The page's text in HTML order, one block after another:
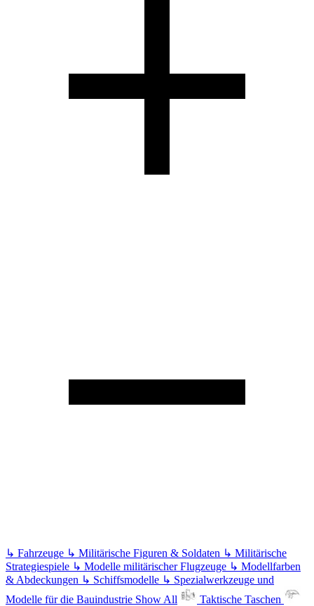
↳ Fahrzeuge ↳ Militärische Figuren & Soldaten ↳ Militärische
Strategiespiele ↳ Modelle militärischer Flugzeuge ↳ Modellfarben
& Abdeckungen ↳ Schiffsmodelle ↳ Spezialwerkzeuge und
Modelle für die Bauindustrie Show All
Taktische Taschen